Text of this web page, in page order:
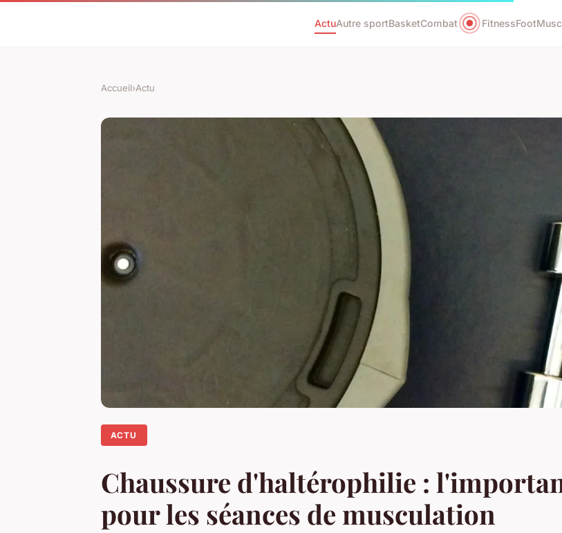
ActuAutre sportBasketCombat FitnessFoot
Accueil›Actu
ACTU
Chaussure d'haltérophilie :
pour les séances de musculation